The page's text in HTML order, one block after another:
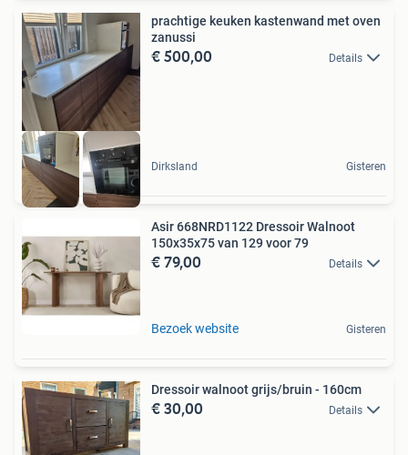
prachtige keuken kastenwand met oven
zanussi
€ 500,00 Details
Dirksland Gisteren
Asir 668NRD1122 Dressoir Walnoot
150x35x75 van 129 voor 79
€ 79,00 Details
Bezoek website Gisteren
Dressoir walnoot grijs/bruin - 160cm
€ 30,00 Details